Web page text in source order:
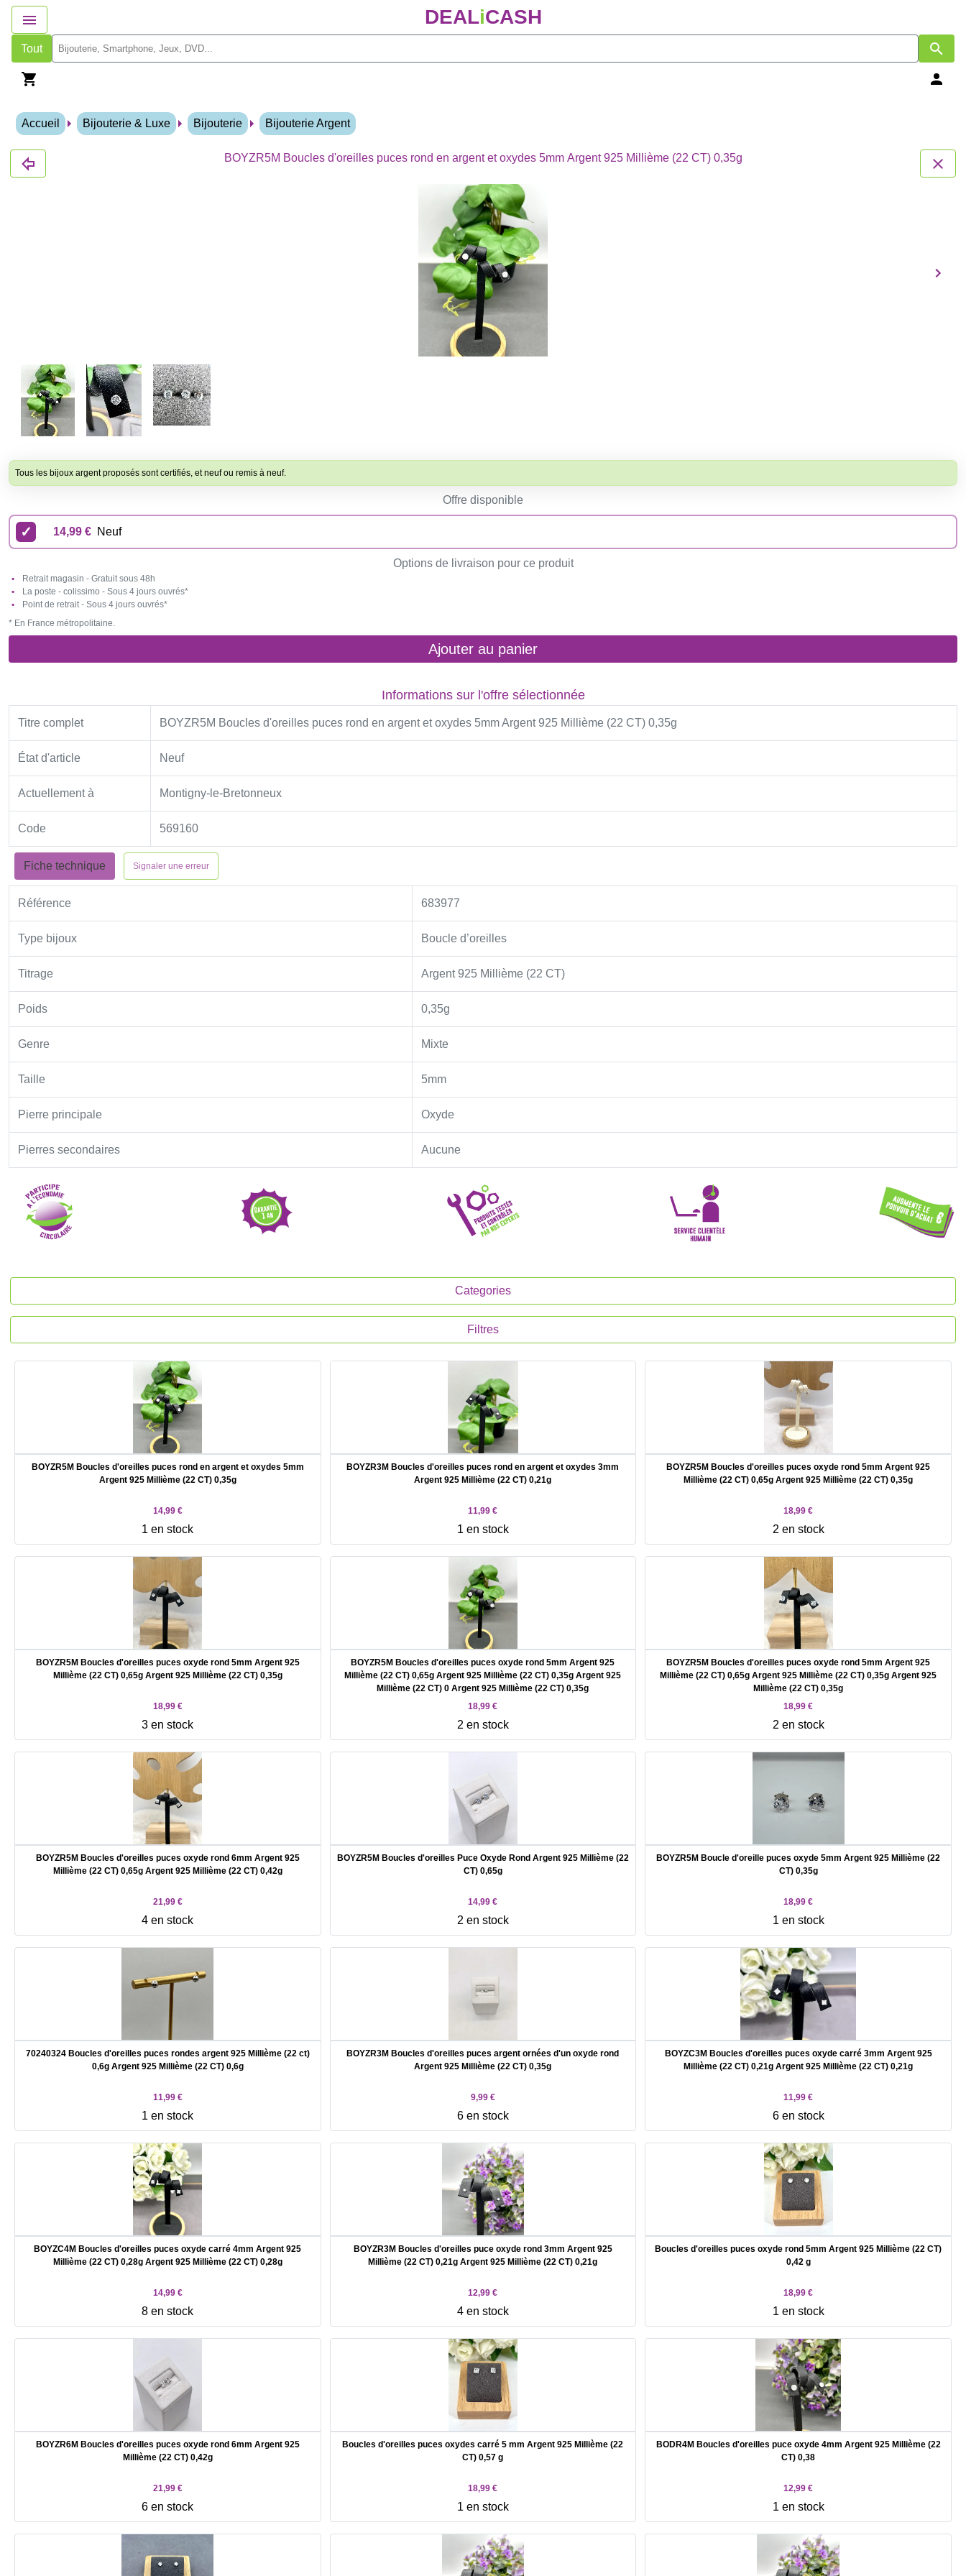
DEALiCASH
Tout
Accueil Bijouterie & Luxe Bijouterie Bijouterie Argent
BOYZR5M Boucles d'oreilles puces rond en argent et oxydes 5mm Argent 925 Millième (22 CT) 0,35g
Tous les bijoux argent proposés sont certifiés, et neuf ou remis à neuf.
Offre disponible
14,99 € Neuf
Options de livraison pour ce produit
Retrait magasin - Gratuit sous 48h
La poste - colissimo - Sous 4 jours ouvrés*
Point de retrait - Sous 4 jours ouvrés*
* En France métropolitaine.
Ajouter au panier
Informations sur l'offre sélectionnée
Titre complet BOYZR5M Boucles d'oreilles puces rond en argent et oxydes 5mm Argent 925 Millième (22 CT) 0,35g
État d'article Neuf
Actuellement à Montigny-le-Bretonneux
Code 569160
Fiche technique Signaler une erreur
Référence 683977
Type bijoux Boucle d’oreilles
Titrage Argent 925 Millième (22 CT)
Poids 0,35g
Genre Mixte
Taille 5mm
Pierre principale Oxyde
Pierres secondaires Aucune
Categories
Filtres
BOYZR5M Boucles d'oreilles puces rond en argent et oxydes 5mm
Argent 925 Millième (22 CT) 0,35g
14,99 €
1 en stock
BOYZR3M Boucles d'oreilles puces rond en argent et oxydes 3mm
Argent 925 Millième (22 CT) 0,21g
11,99 €
1 en stock
BOYZR5M Boucles d'oreilles puces oxyde rond 5mm Argent 925
Millième (22 CT) 0,65g Argent 925 Millième (22 CT) 0,35g
18,99 €
2 en stock
BOYZR5M Boucles d'oreilles puces oxyde rond 5mm Argent 925
Millième (22 CT) 0,65g Argent 925 Millième (22 CT) 0,35g
18,99 €
3 en stock
BOYZR5M Boucles d'oreilles puces oxyde rond 5mm Argent 925
Millième (22 CT) 0,65g Argent 925 Millième (22 CT) 0,35g Argent 925
Millième (22 CT) 0 Argent 925 Millième (22 CT) 0,35g
18,99 €
2 en stock
BOYZR5M Boucles d'oreilles puces oxyde rond 5mm Argent 925
Millième (22 CT) 0,65g Argent 925 Millième (22 CT) 0,35g Argent 925
Millième (22 CT) 0,35g
18,99 €
2 en stock
BOYZR5M Boucles d'oreilles puces oxyde rond 6mm Argent 925
Millième (22 CT) 0,65g Argent 925 Millième (22 CT) 0,42g
21,99 €
4 en stock
BOYZR5M Boucles d'oreilles Puce Oxyde Rond Argent 925 Millième (22
CT) 0,65g
14,99 €
2 en stock
BOYZR5M Boucle d'oreille puces oxyde 5mm Argent 925 Millième (22
CT) 0,35g
18,99 €
1 en stock
70240324 Boucles d'oreilles puces rondes argent 925 Millième (22 ct)
0,6g Argent 925 Millième (22 CT) 0,6g
11,99 €
1 en stock
BOYZR3M Boucles d'oreilles puces argent ornées d'un oxyde rond
Argent 925 Millième (22 CT) 0,35g
9,99 €
6 en stock
BOYZC3M Boucles d'oreilles puces oxyde carré 3mm Argent 925
Millième (22 CT) 0,21g Argent 925 Millième (22 CT) 0,21g
11,99 €
6 en stock
BOYZC4M Boucles d'oreilles puces oxyde carré 4mm Argent 925
Millième (22 CT) 0,28g Argent 925 Millième (22 CT) 0,28g
14,99 €
8 en stock
BOYZR3M Boucles d'oreilles puce oxyde rond 3mm Argent 925
Millième (22 CT) 0,21g Argent 925 Millième (22 CT) 0,21g
12,99 €
4 en stock
Boucles d'oreilles puces oxyde rond 5mm Argent 925 Millième (22 CT)
0,42 g
18,99 €
1 en stock
BOYZR6M Boucles d'oreilles puces oxyde rond 6mm Argent 925
Millième (22 CT) 0,42g
21,99 €
6 en stock
Boucles d'oreilles puces oxydes carré 5 mm Argent 925 Millième (22
CT) 0,57 g
18,99 €
1 en stock
BODR4M Boucles d'oreilles puce oxyde 4mm Argent 925 Millième (22
CT) 0,38
12,99 €
1 en stock